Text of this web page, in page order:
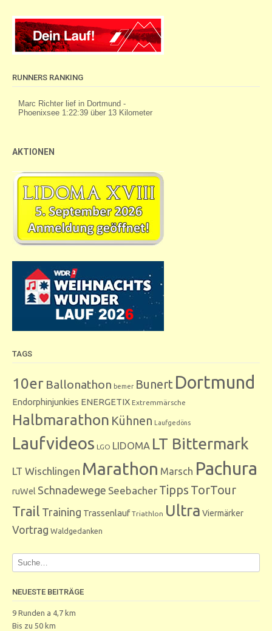
RUNNERS RANKING
AKTIONEN
TAGS
10er Ballonathon bemer Bunert Dortmund
Endorphinjunkies ENERGETIX Extremmärsche
Halbmarathon Kühnen Laufgedöns
Laufvideos LGO LIDOMA LT Bittermark
LT Wischlingen Marathon Marsch Pachura
ruWel Schnadewege Seebacher Tipps TorTour
Trail Training Trassenlauf Triathlon Ultra Viermärker
Vortrag Waldgedanken
NEUESTE BEITRÄGE
9 Runden a 4,7 km
Bis zu 50 km